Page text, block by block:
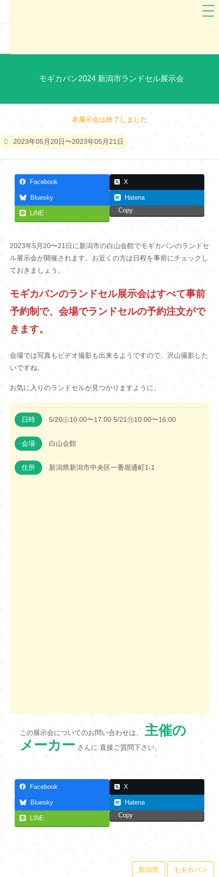
モギカバン2024 新潟市ランドセル展示会
本展示会は終了しました
2023年05月20日〜2023年05月21日
Facebook X
Bluesky Hatena
LINE Copy
2023年5月20〜21日に新潟市の白山会館でモギカバンのランドセ
ル展示会が開催されます。お近くの方は日程を事前にチェックし
ておきましょう。
モギカバンのランドセル展示会はすべて事前
予約制で、会場でランドセルの予約注文がで
きます。
会場では写真もビデオ撮影も出来るようですので、沢山撮影した
いですね。
お気に入りのランドセルが見つかりますように。
日時 5/20㊏10:00〜17:00 5/21㊐10:00〜16:00
会場 白山会館
住所 新潟県新潟市中央区一番堀通町1-1
この展示会についてのお問い合わせは、 主催の
メーカー さんに 直接ご質問下さい。
Facebook X
Bluesky Hatena
LINE Copy
新潟県 モギカバン